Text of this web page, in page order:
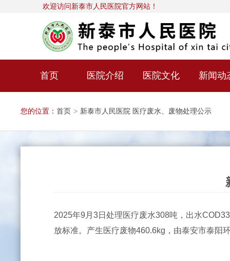
欢迎访问新泰市人民医院官方网站！
首页 医院介绍 医院文化 新闻动
您的位置： 首页 > 新泰市人民医院 医疗废水、废物处理公示
2025年9月3日处理医疗废水308吨，出水
放标准。产生医疗废物460.6kg，由泰安市泰阳